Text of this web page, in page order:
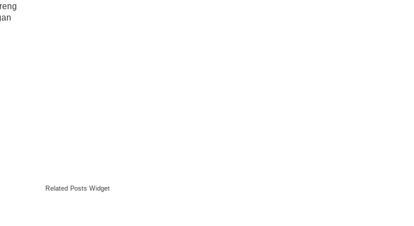
Related Posts Widget